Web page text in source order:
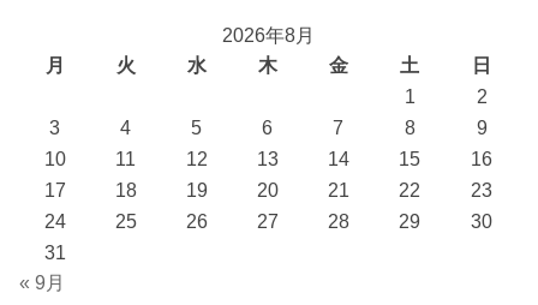
2026年8月
月
火 水 木 金 土
日
1
2
3
4 5 6 7 8
9
10
11 12 13 14 15
16
17
18 19 20 21 22
23
24
25 26 27 28 29
30
31
« 9月